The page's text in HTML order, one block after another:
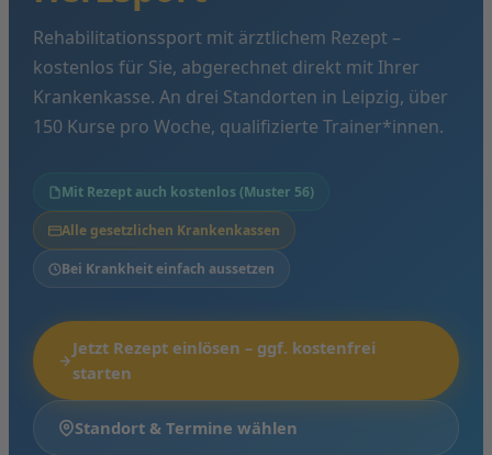
Rehabilitationssport mit ärztlichem Rezept –
kostenlos für Sie, abgerechnet direkt mit Ihrer
Krankenkasse. An drei Standorten in Leipzig, über
150 Kurse pro Woche, qualifizierte Trainer*innen.
Mit Rezept auch kostenlos (Muster 56)
Alle gesetzlichen Krankenkassen
Bei Krankheit einfach aussetzen
Jetzt Rezept einlösen – ggf. kostenfrei
starten
Standort & Termine wählen